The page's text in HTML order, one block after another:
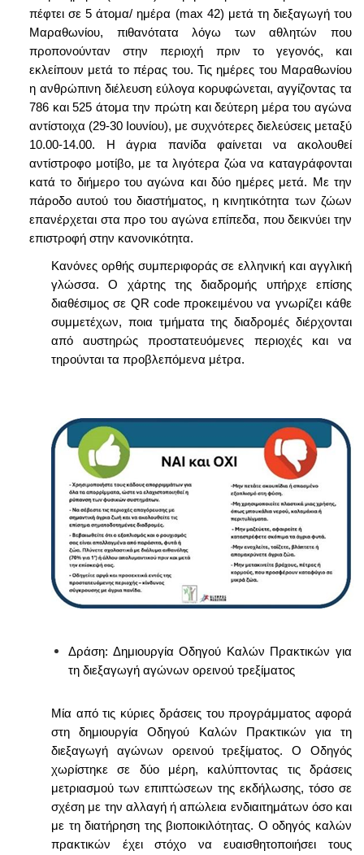
πέφτει σε 5 άτομα/ ημέρα (max 42) μετά τη διεξαγωγή του
Μαραθωνίου, πιθανότατα λόγω των αθλητών που
προπονούνταν στην περιοχή πριν το γεγονός, και
εκλείπουν μετά το πέρας του. Τις ημέρες του Μαραθωνίου
η ανθρώπινη διέλευση εύλογα κορυφώνεται, αγγίζοντας τα
786 και 525 άτομα την πρώτη και δεύτερη μέρα του αγώνα
αντίστοιχα (29-30 Ιουνίου), με συχνότερες διελεύσεις μεταξύ
10.00-14.00. Η άγρια πανίδα φαίνεται να ακολουθεί
αντίστροφο μοτίβο, με τα λιγότερα ζώα να καταγράφονται
κατά το διήμερο του αγώνα και δύο ημέρες μετά. Με την
πάροδο αυτού του διαστήματος, η κινητικότητα των ζώων
επανέρχεται στα προ του αγώνα επίπεδα, που δεικνύει την
επιστροφή στην κανονικότητα.
Κανόνες ορθής συμπεριφοράς σε ελληνική και αγγλική
γλώσσα. Ο χάρτης της διαδρομής υπήρχε επίσης
διαθέσιμος σε QR code προκειμένου να γνωρίζει κάθε
συμμετέχων, ποια τμήματα της διαδρομές διέρχονται
από αυστηρώς προστατευόμενες περιοχές και να
τηρούνται τα προβλεπόμενα μέτρα.
Δράση: Δημιουργία Οδηγού Καλών Πρακτικών για
τη διεξαγωγή αγώνων ορεινού τρεξίματος
Μία από τις κύριες δράσεις του προγράμματος αφορά
στη δημιουργία Οδηγού Καλών Πρακτικών για τη
διεξαγωγή αγώνων ορεινού τρεξίματος. Ο Οδηγός
χωρίστηκε σε δύο μέρη, καλύπτοντας τις δράσεις
μετριασμού των επιπτώσεων της εκδήλωσης, τόσο σε
σχέση με την αλλαγή ή απώλεια ενδιαιτημάτων όσο και
με τη διατήρηση της βιοποικιλότητας. Ο οδηγός καλών
πρακτικών έχει στόχο να ευαισθητοποιήσει τους